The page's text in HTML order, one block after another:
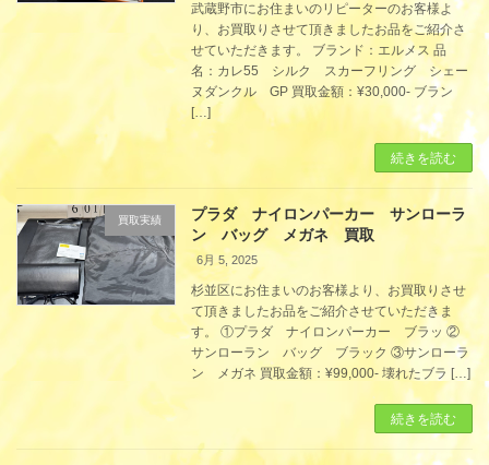
武蔵野市にお住まいのリピーターのお客様よ
り、お買取りさせて頂きましたお品をご紹介さ
せていただきます。 ブランド：エルメス 品
名：カレ55 シルク スカーフリング シェー
ヌダンクル GP 買取金額：¥30,000- ブラン
[…]
続きを読む
買取実績
プラダ ナイロンパーカー サンローラ
ン バッグ メガネ 買取
6月 5, 2025
杉並区にお住まいのお客様より、お買取りさせ
て頂きましたお品をご紹介させていただきま
す。 ①プラダ ナイロンパーカー ブラッ ②
サンローラン バッグ ブラック ③サンローラ
ン メガネ 買取金額：¥99,000- 壊れたブラ […]
続きを読む